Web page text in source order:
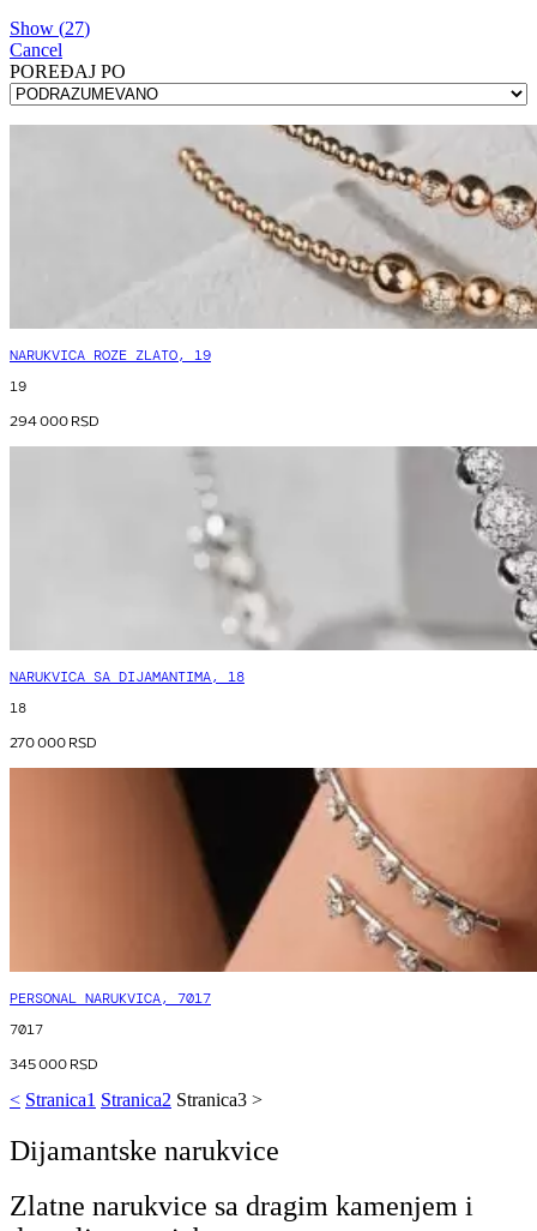
Show (27)
Cancel
POREÐAJ PO
NARUKVICA ROZE ZLATO, 19
19
294 000RSD
NARUKVICA SA DIJAMANTIMA, 18
18
270 000RSD
PERSONAL NARUKVICA, 7017
7017
345 000RSD
< Stranica1 Stranica2 Stranica3 >
Dijamantske narukvice
Zlatne narukvice sa dragim kamenjem i